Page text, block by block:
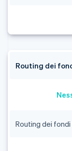
Routing dei
Routing dei